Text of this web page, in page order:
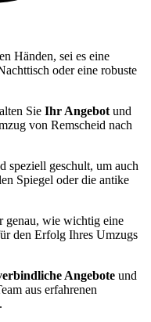
Händen, sei es eine
oder eine robuste
Sie Ihr Angebot und
von Remscheid nach
speziell geschult, um auch
Spiegel oder die antike
genau, wie wichtig eine
den Erfolg Ihres Umzugs
Angebote und
aus erfahrenen